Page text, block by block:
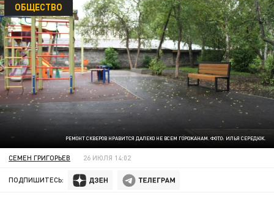
РЕМОНТ СКВЕРОВ НРАВИТСЯ ДАЛЕКО НЕ ВСЕМ ГОРОЖАНАМ. ФОТО: ИЛЬЯ СЕРЕДЮК.
ОБЩЕСТВО
СЕМЕН ГРИГОРЬЕВ 26 ИЮЛЯ 14:02
ПОДПИШИТЕСЬ: